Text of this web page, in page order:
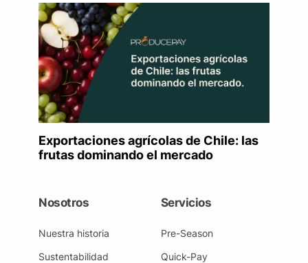
Exportaciones agrícolas de Chile: las
frutas dominando el mercado
Nosotros
Nuestra historia
Sustentabilidad
Servicios
Pre-Season
Quick-Pay